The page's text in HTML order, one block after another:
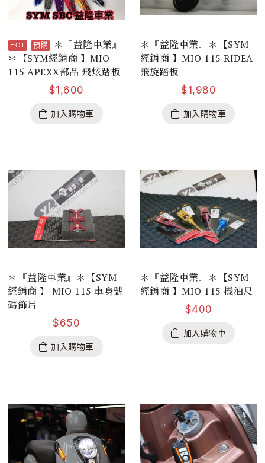
預購
＊『益隆車業』
＊【SYM經銷商 】MIO
115 APEXX部品 飛炫踏板
$1,600
加入購物車
＊『益隆車業』＊【SYM
經銷商 】MIO 115 RIDEA
飛旋踏板
$1,980
加入購物車
＊『益隆車業』＊【SYM
經銷商 】 MIO 115 車身號
碼飾片
$650
加入購物車
＊『益隆車業』＊【SYM
經銷商 】MIO 115 機油尺
$400
加入購物車